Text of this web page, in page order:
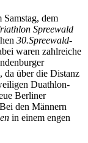
dem
Spreewald
30.Spreewald-
waren zahlreiche
da über die Distanz
Duathlon-
Berliner
den Männern
in einem engen